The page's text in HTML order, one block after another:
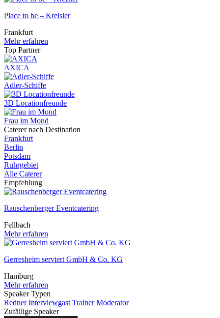
Place to be – Kreisler
Frankfurt
Mehr erfahren
Top Partner
AXICA
Adler-Schiffe
3D Locationfreunde
Frau im Mond
Caterer nach Destination
Frankfurt
Berlin
Potsdam
Ruhrgebiet
Alle Caterer
Empfehlung
Rauschenberger Eventcatering
Fellbach
Mehr erfahren
Gerresheim serviert GmbH & Co. KG
Hamburg
Mehr erfahren
Speaker Typen
RednerInterviewgast TrainerModerator
Zufällige Speaker